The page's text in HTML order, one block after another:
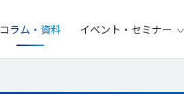
コラム・資料 イベント・セミナー